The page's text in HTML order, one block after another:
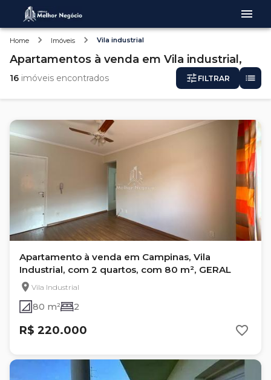
Home Imóveis Vila industrial
Apartamentos à venda em Vila industrial,
16 imóveis encontrados FILTRAR
Apartamento à venda em Campinas, Vila
Industrial, com 2 quartos, com 80 m², GERAL
Vila Industrial
80 m² 2
R$ 220.000